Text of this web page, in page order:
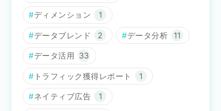
ディメンション 1
データブレンド 2 データ分析 11
データ活用 33
トラフィック獲得レポート 1
ネイティブ広告 1